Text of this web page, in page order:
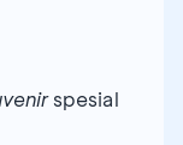
spesial